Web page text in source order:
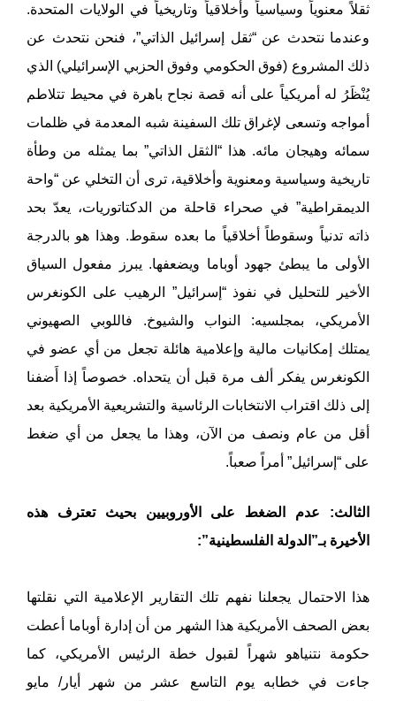
ثقلاً معنوياً وسياسياً وأخلاقياً وتاريخياً في الولايات المتحدة.
وعندما نتحدث عن “ثقل إسرائيل الذاتي”، فنحن نتحدث عن
ذلك المشروع (فوق الحكومي وفوق الحزبي الإسرائيلي) الذي
يُنْظَرُ له أمريكياً على أنه قصة نجاح باهرة في محيط تتلاطم
أمواجه وتسعى لإغراق تلك السفينة شبه المعدمة في ظلمات
سمائه وهيجان مائه. هذا “الثقل الذاتي” بما يمثله من وطأة
تاريخية وسياسية ومعنوية وأخلاقية، ترى أن التخلي عن “واحة
الديمقراطية” في صحراء قاحلة من الدكتاتوريات، يعدّ بحد
ذاته تدنياً وسقوطاً أخلاقياً ما بعده سقوط. وهذا هو بالدرجة
الأولى ما يبطئ جهود أوباما ويضعفها. يبرز مفعول السياق
الأخير للتحليل في نفوذ “إسرائيل” الرهيب على الكونغرس
الأمريكي، بمجلسيه: النواب والشيوخ. فاللوبي الصهيوني
يمتلك إمكانيات مالية وإعلامية هائلة تجعل من أي عضو في
الكونغرس يفكر ألف مرة قبل أن يتحداه. خصوصاً إذا أَضفنا
إلى ذلك اقتراب الانتخابات الرئاسية والتشريعية الأمريكية بعد
أقل من عام ونصف من الآن، وهذا ما يجعل من أي ضغط
على “إسرائيل” أمراً صعباً.
الثالث: عدم الضغط على الأوروبيين بحيث تعترف هذه
الأخيرة بـ”الدولة الفلسطينية”:
هذا الاحتمال يجعلنا نفهم تلك التقارير الإعلامية التي نقلتها
بعض الصحف الأمريكية هذا الشهر من أن إدارة أوباما أعطت
حكومة نتنياهو شهراً لقبول خطة الرئيس الأمريكي، كما
جاءت في خطابه يوم التاسع عشر من شهر أيار/ مايو